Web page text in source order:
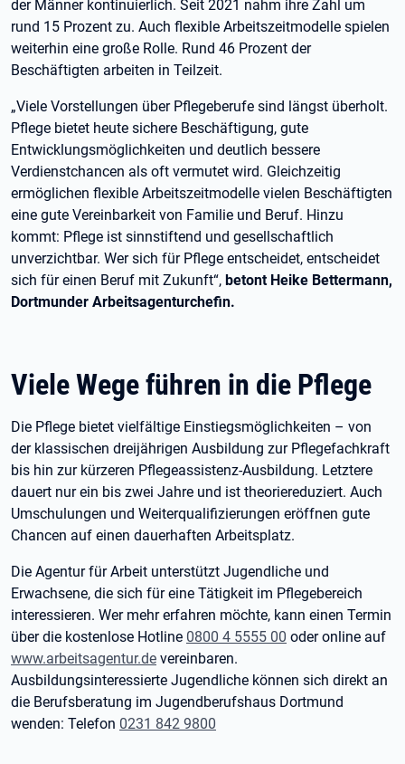
der Männer kontinuierlich. Seit 2021 nahm ihre Zahl um
rund 15 Prozent zu. Auch flexible Arbeitszeitmodelle spielen
weiterhin eine große Rolle. Rund 46 Prozent der
Beschäftigten arbeiten in Teilzeit.
„Viele Vorstellungen über Pflegeberufe sind längst überholt.
Pflege bietet heute sichere Beschäftigung, gute
Entwicklungsmöglichkeiten und deutlich bessere
Verdienstchancen als oft vermutet wird. Gleichzeitig
ermöglichen flexible Arbeitszeitmodelle vielen Beschäftigten
eine gute Vereinbarkeit von Familie und Beruf. Hinzu
kommt: Pflege ist sinnstiftend und gesellschaftlich
unverzichtbar. Wer sich für Pflege entscheidet, entscheidet
sich für einen Beruf mit Zukunft“, betont Heike Bettermann,
Dortmunder Arbeitsagenturchefin.
Viele Wege führen in die Pflege
Die Pflege bietet vielfältige Einstiegsmöglichkeiten – von
der klassischen dreijährigen Ausbildung zur Pflegefachkraft
bis hin zur kürzeren Pflegeassistenz-Ausbildung. Letztere
dauert nur ein bis zwei Jahre und ist theoriereduziert. Auch
Umschulungen und Weiterqualifizierungen eröffnen gute
Chancen auf einen dauerhaften Arbeitsplatz.
Die Agentur für Arbeit unterstützt Jugendliche und
Erwachsene, die sich für eine Tätigkeit im Pflegebereich
interessieren. Wer mehr erfahren möchte, kann einen Termin
über die kostenlose Hotline 0800 4 5555 00 oder online auf
www.arbeitsagentur.de vereinbaren.
Ausbildungsinteressierte Jugendliche können sich direkt an
die Berufsberatung im Jugendberufshaus Dortmund
wenden: Telefon 0231 842 9800